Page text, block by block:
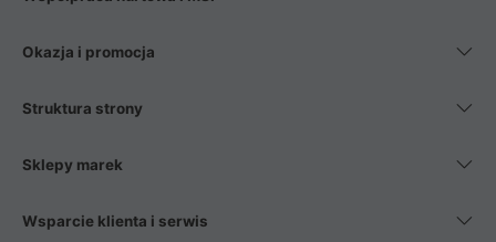
Okazja i promocja
Struktura strony
Sklepy marek
Wsparcie klienta i serwis